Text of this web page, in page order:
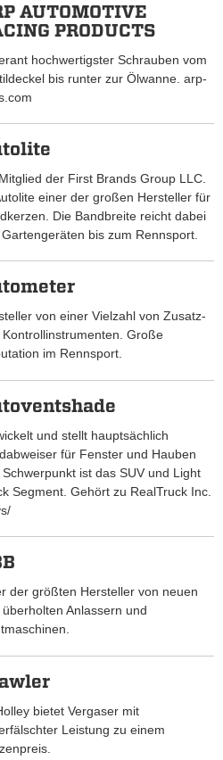
AUTOMOTIVE
PRODUCTS
hochwertigster Schrauben vom
bis runter zur Ölwanne. arp-
der First Brands Group LLC.
einer der großen Hersteller für
Die Bandbreite reicht dabei
bis zum Rennsport.
von einer Vielzahl von Zusatz-
Kontrollinstrumenten. Große
im Rennsport.
und stellt hauptsächlich
für Fenster und Hauben
Schwerpunkt ist das SUV und Light
Segment. Gehört zu RealTruck Inc.
der größten Hersteller von neuen
überholten Anlassern und
bietet Vergaser mit
Leistung zu einem